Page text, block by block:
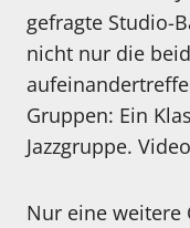
gefragte Studio-
nicht nur die
Gruppen: Ein
Jazzgruppe.
Nur eine weitere